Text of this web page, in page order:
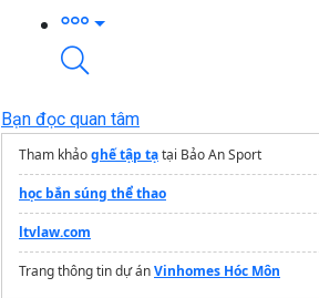
Bạn đọc quan tâm
Tham khảoghế tập tạtại Bảo An Sport
học bắn súng thể thao
ltvlaw.com
Trang thông tin dự ánVinhomes Hóc Môn